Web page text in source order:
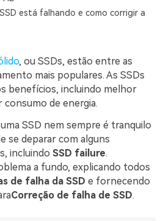
perdidos/excluídos gratuitamente
Teste Grátis
ENCONTRAR MAIS SOLUÇÕES
está falhando e como corrigir a
, ou SSDs, estão entre as
mais populares. As SSDs
benefícios, incluindo melhor
de energia.
SSD nem sempre é tranquilo
se deparar com alguns
incluindo SSD failure.
a fundo, explicando todos
de falha da SSD e fornecendo
Correção de falha de SSD.